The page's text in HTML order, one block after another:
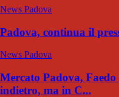
News Padova
Padova, continua il
News Padova
Mercato Padova,
indietro, ma in C...